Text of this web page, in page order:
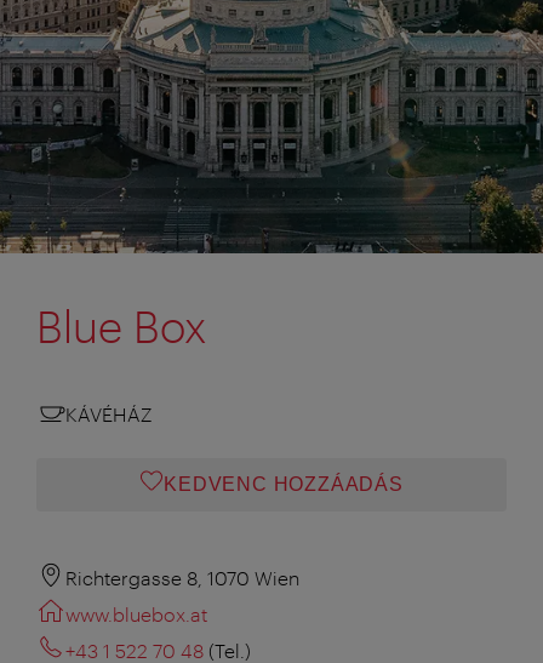
Blue Box
KÁVÉHÁZ
KEDVENC HOZZÁADÁS
Richtergasse 8, 1070 Wien
www.bluebox.at
+43 1 522 70 48 (Tel.)